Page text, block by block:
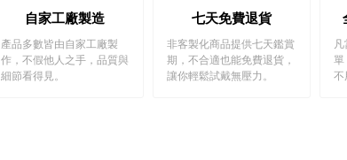
自家工廠製造
產品多數皆由自家工廠製
作，不假他人之手，品質與
細節看得見。
七天免費退貨
非客製化商品提供七天鑑賞
期，不合適也能免費退貨，
讓你輕鬆試戴無壓力。
單
不